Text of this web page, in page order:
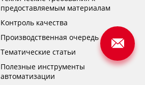
предоставляемым материалам
Контроль качества
Производственная очередь
Тематические статьи
Полезные инструменты
автоматизации